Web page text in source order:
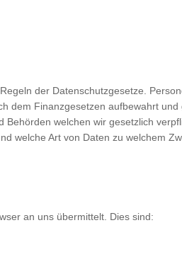
der Datenschutzgesetze.
dem Finanzgesetzen aufbewahrt
welchen wir gesetzlich
welche Art von Daten zu welchem
an uns übermittelt. Dies sind: